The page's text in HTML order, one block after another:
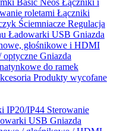
roletami Łączniki
Ściemniacze Regulacja
Ładowarki USB Gniazda
głośnikowe i HDMI
optyczne Gniazda
do ramek
Produkty wycofane
IP20/IP44 Sterowanie
USB Gniazda